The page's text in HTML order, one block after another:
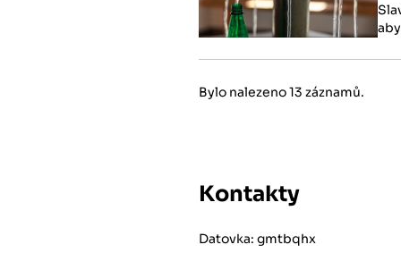
Bylo nalezeno 13 záznamů.
Kontakty
Datovka: gmtbqhx